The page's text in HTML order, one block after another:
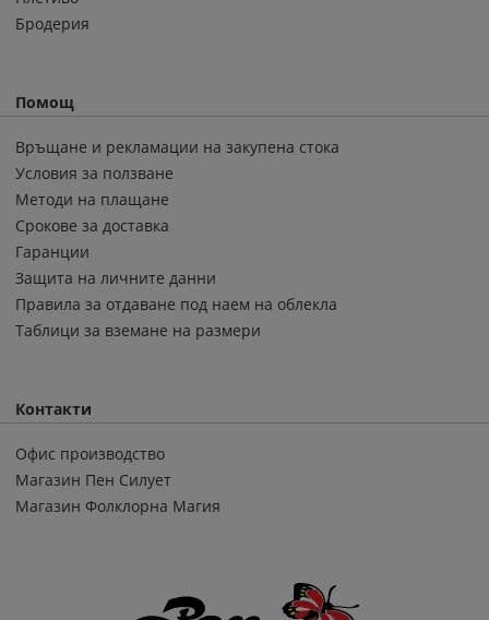
Бродерия
Помощ
Връщане и рекламации на закупена стока
Условия за ползване
Методи на плащане
Срокове за доставка
Гаранции
Защита на личните данни
Правила за отдаване под наем на облекла
Таблици за вземане на размери
Контакти
Офис производство
Магазин Пен Силует
Магазин Фолклорна Магия